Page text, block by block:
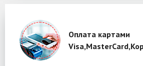
Оплата картами